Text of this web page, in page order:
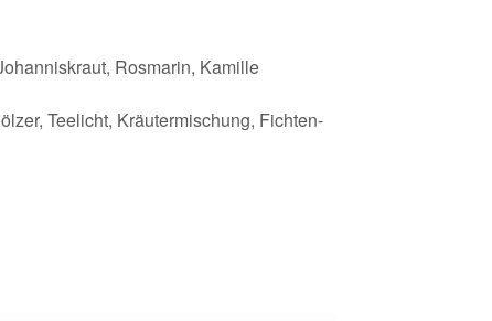
Rosmarin, Kamille
Teelicht, Kräutermischung, Fichten-